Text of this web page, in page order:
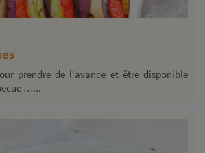
prendre de l'avance et être disponible
…...